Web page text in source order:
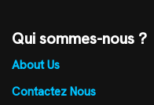
Qui sommes-nous ?
About Us
Contactez Nous